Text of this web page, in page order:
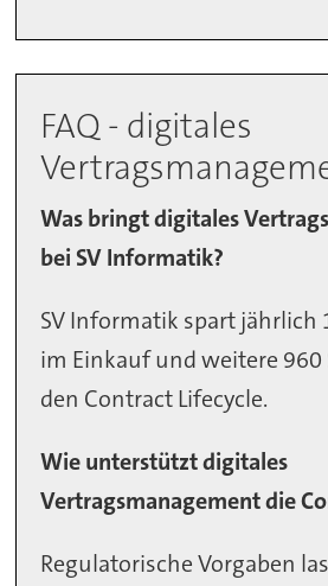
FAQ - digitales
Was bringt digitales
bei SV Informatik?
SV Informatik spart jährlich
im Einkauf und weitere
den Contract Lifecycle.
Wie unterstützt digitales
Vertragsmanagement die
Regulatorische Vorgaben